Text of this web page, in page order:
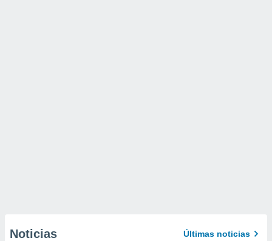
Noticias Últimas noticias